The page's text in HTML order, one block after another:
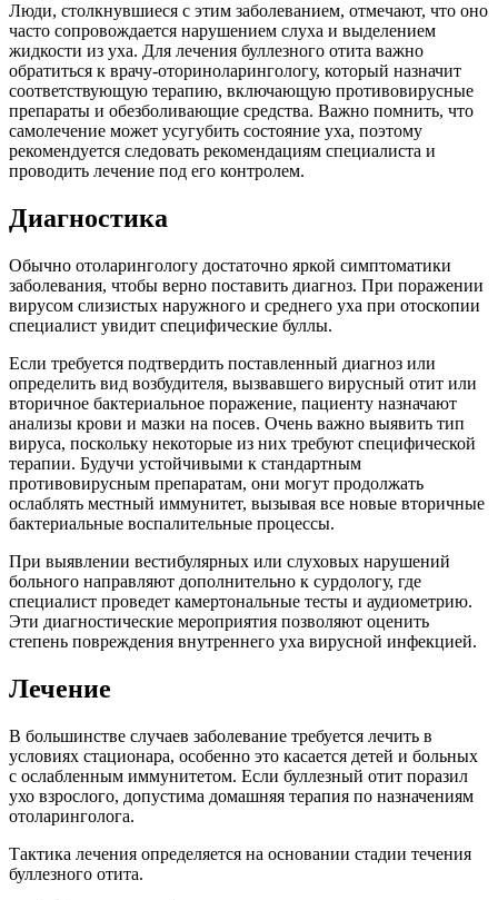
Люди, столкнувшиеся с этим заболеванием, отмечают, что оно
часто сопровождается нарушением слуха и выделением
жидкости из уха. Для лечения буллезного отита важно
обратиться к врачу-оториноларингологу, который назначит
соответствующую терапию, включающую противовирусные
препараты и обезболивающие средства. Важно помнить, что
самолечение может усугубить состояние уха, поэтому
рекомендуется следовать рекомендациям специалиста и
проводить лечение под его контролем.
Диагностика
Обычно отоларингологу достаточно яркой симптоматики
заболевания, чтобы верно поставить диагноз. При поражении
вирусом слизистых наружного и среднего уха при отоскопии
специалист увидит специфические буллы.
Если требуется подтвердить поставленный диагноз или
определить вид возбудителя, вызвавшего вирусный отит или
вторичное бактериальное поражение, пациенту назначают
анализы крови и мазки на посев. Очень важно выявить тип
вируса, поскольку некоторые из них требуют специфической
терапии. Будучи устойчивыми к стандартным
противовирусным препаратам, они могут продолжать
ослаблять местный иммунитет, вызывая все новые вторичные
бактериальные воспалительные процессы.
При выявлении вестибулярных или слуховых нарушений
больного направляют дополнительно к сурдологу, где
специалист проведет камертональные тесты и аудиометрию.
Эти диагностические мероприятия позволяют оценить
степень повреждения внутреннего уха вирусной инфекцией.
Лечение
В большинстве случаев заболевание требуется лечить в
условиях стационара, особенно это касается детей и больных
с ослабленным иммунитетом. Если буллезный отит поразил
ухо взрослого, допустима домашняя терапия по назначениям
отоларинголога.
Тактика лечения определяется на основании стадии течения
буллезного отита.